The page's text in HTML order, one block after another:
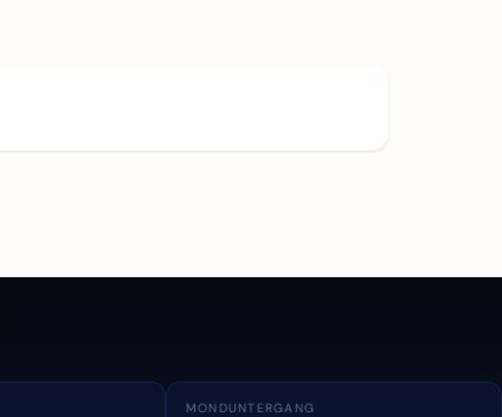
MONDUNTERGANG